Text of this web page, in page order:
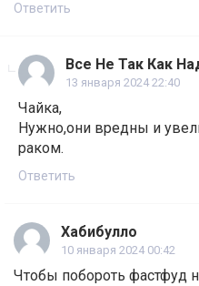
Ответить
Все Не Так Как
13 января 2024 22:40
Чайка,
Нужно,они вредны и
раком.
Ответить
Хабибулло
10 января 2024 00:42
Чтобы побороть фастфуд